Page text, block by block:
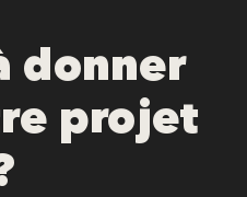
donner
projet